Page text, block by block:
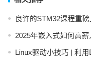
良许的STM32课程重
2025年嵌入式如何高薪
Linux驱动小技巧 | 利